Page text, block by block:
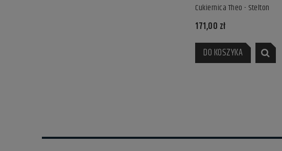
Cukiernica Theo - Stelton
171,00 zł
DO KOSZYKA